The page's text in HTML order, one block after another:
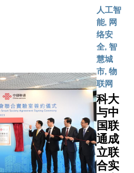
女士应邀
出席是次
研讨会，
就蓝色经
济和国际
合作的可
持续性问
题发表演
讲。研讨
会由法
国-香港
科技大学
创新科技
中枢园主
由阿联
酋大学
主办的
2023
年亚洲
大学联
盟青年
论坛。
论坛以
「携手
共建可
持续的
世界：
亚洲青
人工智
能, 网
络安
全, 智
慧城
市, 物
联网
科大
与中
国联
通成
立联
合实